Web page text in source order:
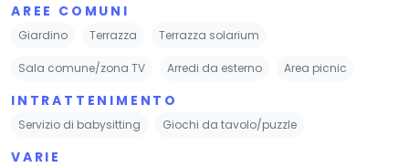
AREE COMUNI
Giardino Terrazza Terrazza solarium
Sala comune/zona TV Arredi da esterno Area picnic
INTRATTENIMENTO
Servizio di babysitting Giochi da tavolo/puzzle
VARIE